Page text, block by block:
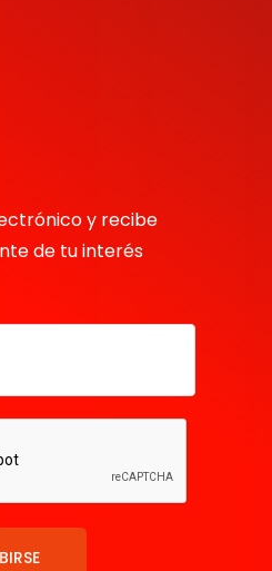
y recibe
de tu interés